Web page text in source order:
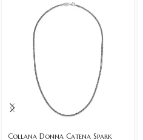
Collana Donna Catena Spark